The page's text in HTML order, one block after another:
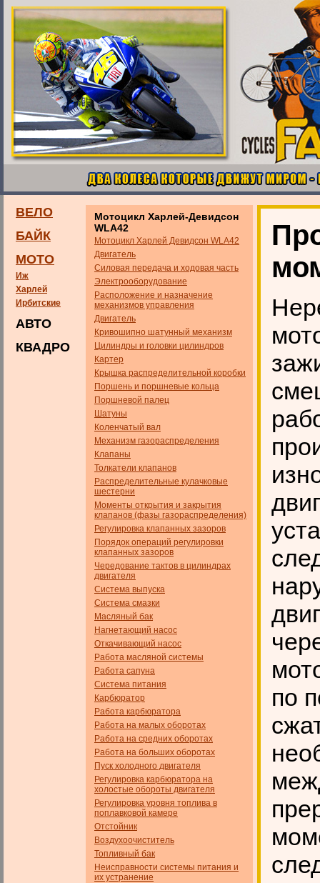
ВЕЛО
БАЙК
МОТО
Иж
Харлей
Ирбитские
АВТО
КВАДРО
Мотоцикл Харлей-Девидсон
WLA42
Мотоцикл Харлей Девидсон WLA42
Двигатель
Силовая передача и ходовая часть
Электрооборудование
Расположение и назначение
механизмов управления
Двигатель
Кривошипно шатунный механизм
Цилиндры и головки цилиндров
Картер
Крышка распределительной коробки
Поршень и поршневые кольца
Поршневой палец
Шатуны
Коленчатый вал
Механизм газораспределения
Клапаны
Толкатели клапанов
Распределительные кулачковые
шестерни
Моменты открытия и закрытия
клапанов (фазы газораспределения)
Регулировка клапанных зазоров
Порядок операций регулировки
клапанных зазоров
Чередование тактов в цилиндрах
двигателя
Система выпуска
Система смазки
Масляный бак
Нагнетающий насос
Откачивающий насос
Работа масляной системы
Работа сапуна
Система питания
Карбюратор
Работа карбюратора
Работа на малых оборотах
Работа на средних оборотах
Работа на больших оборотах
Пуск холодного двигателя
Регулировка карбюратора на
холостые обороты двигателя
Регулировка уровня топлива в
поплавковой камере
Отстойник
Воздухоочиститель
Топливный бак
Неисправности системы питания и
их устранение
по